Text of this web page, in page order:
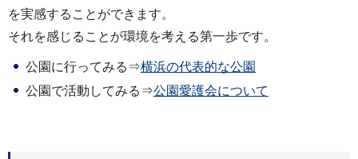
を実感することができます。
それを感じることが環境を考える第一歩です。
公園に行ってみる⇒横浜の代表的な公園
公園で活動してみる⇒公園愛護会について